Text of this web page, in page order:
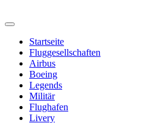
to
Aviation-Pix
Startseite
Fluggesellschaften
Airbus
Boeing
Legends
Militär
Flughafen
Livery